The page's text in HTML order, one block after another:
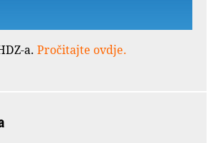
a. Pročitajte ovdje.